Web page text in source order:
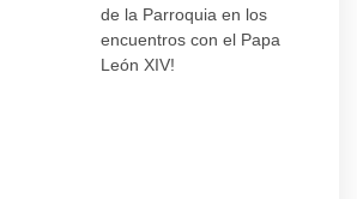
de la Parroquia en los
encuentros con el Papa
León XIV!